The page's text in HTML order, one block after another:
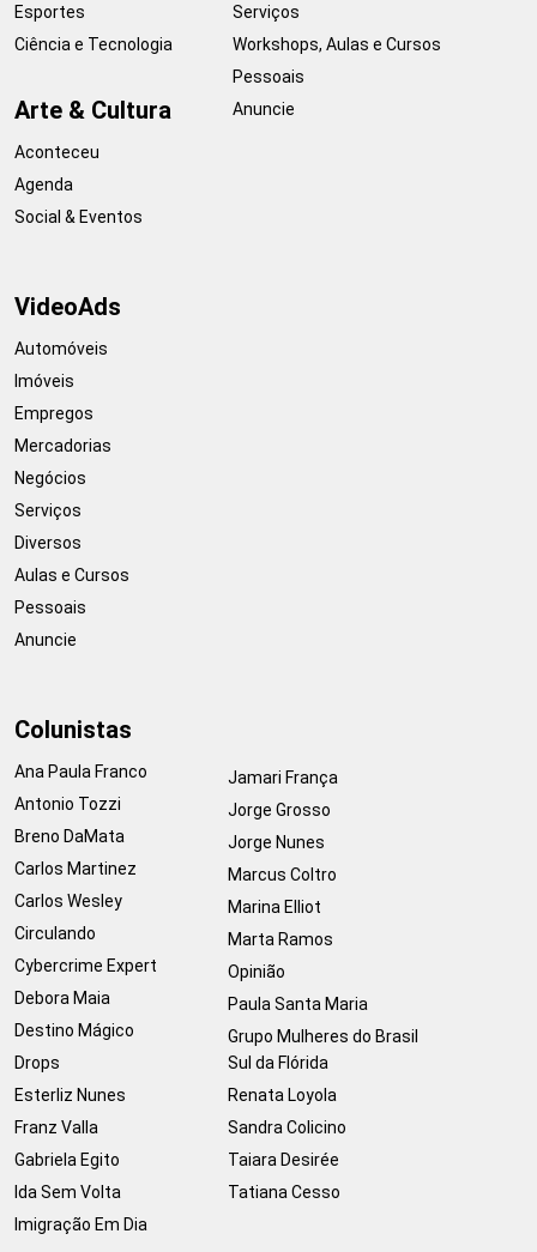
Esportes
Ciência e Tecnologia
Arte & Cultura
Aconteceu
Agenda
Social & Eventos
Serviços
Workshops, Aulas e Cursos
Pessoais
Anuncie
VideoAds
Automóveis
Imóveis
Empregos
Mercadorias
Negócios
Serviços
Diversos
Aulas e Cursos
Pessoais
Anuncie
Colunistas
Ana Paula Franco
Antonio Tozzi
Breno DaMata
Carlos Martinez
Carlos Wesley
Circulando
Cybercrime Expert
Debora Maia
Destino Mágico
Drops
Esterliz Nunes
Franz Valla
Gabriela Egito
Ida Sem Volta
Imigração Em Dia
Jamari França
Jorge Grosso
Jorge Nunes
Marcus Coltro
Marina Elliot
Marta Ramos
Opinião
Paula Santa Maria
Grupo Mulheres do Brasil
Sul da Flórida
Renata Loyola
Sandra Colicino
Taiara Desirée
Tatiana Cesso